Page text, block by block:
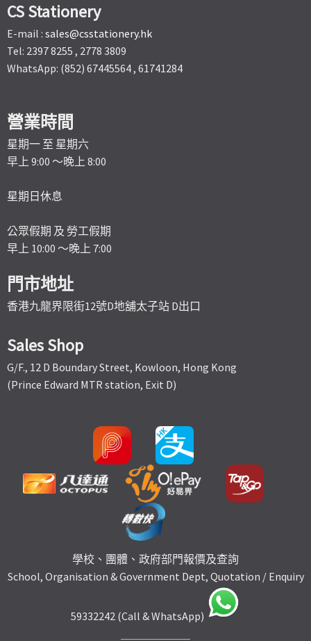
CS Stationery
E-mail : sales@csstationery.hk
Tel: 2397 8255 , 2778 3809
WhatsApp: (852) 67445564 , 61741284
營業時間
星期一 至 星期六
早上 9:00 ～晚上 8:00
星期日休息
公眾假期 及 勞工假期
早上 10:00 ～晚上 7:00
門市地址
香港九龍界限街12號D地舖太子站 D出口
Sales Shop
G/F., 12 D Boundary Street, Kowloon, Hong Kong
(Prince Edward MTR station, Exit D)
學校、團體、政府部門報價及查詢
School, Organisation & Government Dept, Quotation / Enquiry
59332242 (Call & WhatsApp)